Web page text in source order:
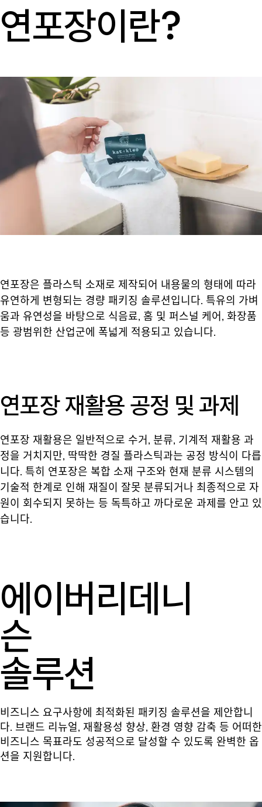
연포장이란?
연포장은 플라스틱 소재로 제작되어 내용물의 형태에 따라
유연하게 변형되는 경량 패키징 솔루션입니다. 특유의 가벼
움과 유연성을 바탕으로 식음료, 홈 및 퍼스널 케어, 화장품
등 광범위한 산업군에 폭넓게 적용되고 있습니다.
연포장 재활용 공정 및 과제
연포장 재활용은 일반적으로 수거, 분류, 기계적 재활용 과
정을 거치지만, 딱딱한 경질 플라스틱과는 공정 방식이 다릅
니다. 특히 연포장은 복합 소재 구조와 현재 분류 시스템의
기술적 한계로 인해 재질이 잘못 분류되거나 최종적으로 자
원이 회수되지 못하는 등 독특하고 까다로운 과제를 안고 있
습니다.
에이버리데니
슨
솔루션
비즈니스 요구사항에 최적화된 패키징 솔루션을 제안합니
다. 브랜드 리뉴얼, 재활용성 향상, 환경 영향 감축 등 어떠한
비즈니스 목표라도 성공적으로 달성할 수 있도록 완벽한 옵
션을 지원합니다.